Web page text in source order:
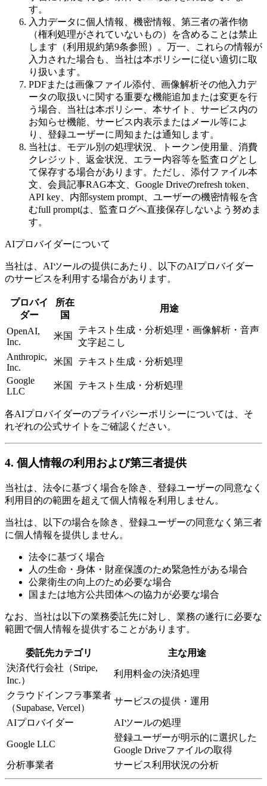
す。
入力データに個人情報、機密情報、第三者の著作物
（権利処理がされていないもの）を含めることは禁止
します（利用規約第9条参照）。万一、これらの情報が
入力された場合も、当社は本ポリシーに従い適切に取
り扱います。
PDFまたは画像ファイル添付、画像解析その他入力デ
ータの取扱いに関する重要な機能追加または変更を行
う場合、当社は本ポリシー、本サイト、サービス内の
お知らせ機能、サービス内表示またはメール等によ
り、登録ユーザーに周知または通知します。
当社は、モデル別の処理状況、トークン使用量、消費
クレジット、返金状況、エラー内容等を監査ログとし
て保存する場合があります。ただし、添付ファイル本
文、会員記事RAG本文、Google Driveのrefresh token、
API key、内部system prompt、ユーザーの機密情報を含
むfull promptは、監査ログへ直接保存しないよう努めま
す。
AIプロバイダーについて
当社は、AIツールの提供にあたり、以下のAIプロバイダー
のサービスを利用する場合があります。
プロバイ
ダー
所在
国
用途
OpenAI,
Inc.
米国
テキスト生成・分析処理・画像解析・音声
文字起こし
Anthropic,
Inc.
米国
テキスト生成・分析処理
Google
LLC
米国 テキスト生成・分析処理
各AIプロバイダーのプライバシーポリシーについては、そ
れぞれの公式サイトをご確認ください。
4. 個人情報の利用および第三者提供
当社は、法令に基づく場合を除き、登録ユーザーの同意なく
利用目的の範囲を超えて個人情報を利用しません。
当社は、以下の場合を除き、登録ユーザーの同意なく第三者
に個人情報を提供しません。
法令に基づく場合
人の生命・身体・財産保護のため緊急性がある場合
公衆衛生の向上のため必要な場合
国または地方公共団体への協力が必要な場合
なお、当社は以下の業務委託先に対し、業務の遂行に必要な
範囲で個人情報を提供することがあります。
委託先カテゴリ
主な用途
決済代行会社（Stripe,
Inc.）
利用料金の決済処理
クラウドインフラ事業者
（Supabase, Vercel）
サービスの提供・運用
AIプロバイダー AIツールの処理
Google LLC
登録ユーザーが明示的に選択した
Google Driveファイルの取得
分析事業者
サービス利用状況の分析